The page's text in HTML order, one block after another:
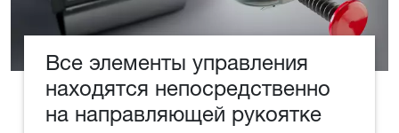
Все элементы управления
находятся непосредственно
на направляющей рукоятке